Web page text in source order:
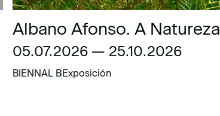
Albano Afonso. A Natureza
05.07.2026 — 25.10.2026
BIENNAL BExposición